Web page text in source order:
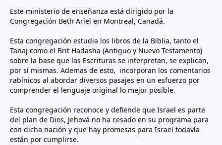
Este ministerio de enseñanza está dirigido por la
Congregación Beth Ariel en Montreal, Canadá.
Esta congregación estudia los libros de la Biblia, tanto el
Tanaj como el Brit Hadasha (Antiguo y Nuevo Testamento)
sobre la base que las Escrituras se interpretan, se explican,
por sí mismas. Ademas de esto, incorporan los comentarios
rabínicos al abordar diversos pasajes en un esfuerzo por
comprender el lenguaje original lo mejor posible.
Esta congregación reconoce y defiende que Israel es parte
del plan de Dios, Jehová no ha cesado en su programa para
con dicha nación y que hay promesas para Israel todavía
están por cumplirse.